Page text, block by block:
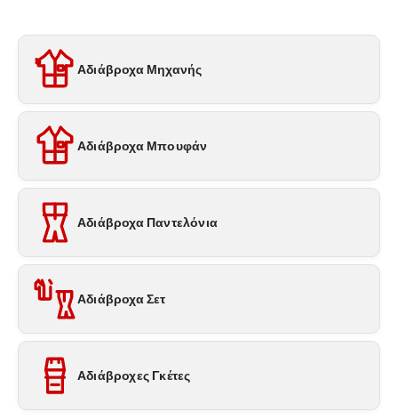
Αδιάβροχα Μηχανής
Αδιάβροχα Μπουφάν
Αδιάβροχα Παντελόνια
Αδιάβροχα Σετ
Αδιάβροχες Γκέτες